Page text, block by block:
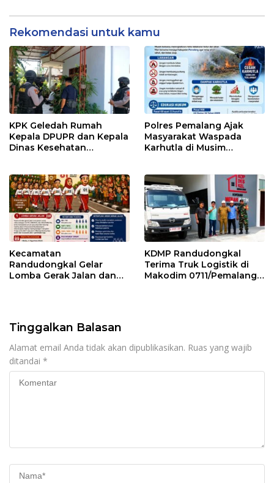
Rekomendasi untuk kamu
KPK Geledah Rumah
Kepala DPUPR dan Kepala
Dinas Kesehatan
Polres Pemalang Ajak
Masyarakat Waspada
Karhutla di Musim
Kecamatan
Randudongkal Gelar
Lomba Gerak Jalan dan
KDMP Randudongkal
Terima Truk Logistik di
Makodim 0711/Pemalang
Tinggalkan Balasan
Alamat email Anda tidak akan dipublikasikan. Ruas yang wajib
ditandai *